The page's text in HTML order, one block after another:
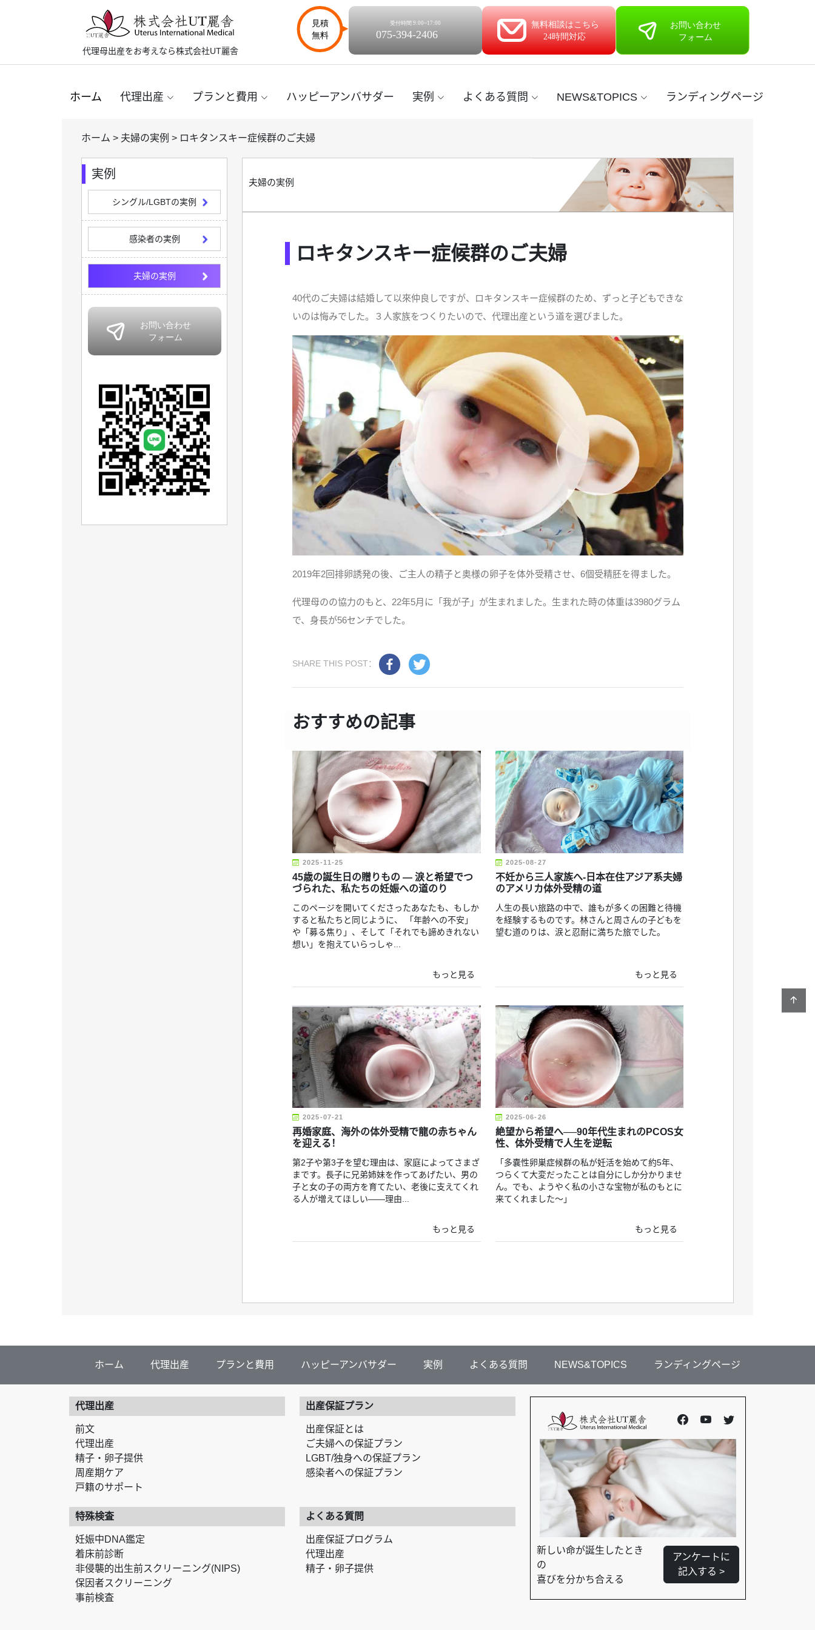
代理母出産をお考えなら株式会社UT麗舎
ホーム 代理出産 プランと費用 ハッピーアンバサダー 実例 よくある質問 NEWS&TOPICS ランディングページ
ホーム > 夫婦の実例 > ロキタンスキー症候群のご夫婦
実例
シングル/LGBTの実例
感染者の実例
夫婦の実例
夫婦の実例
ロキタンスキー症候群のご夫婦
40代のご夫婦は結婚して以來仲良しですが、ロキタンスキー症候群のため、ずっと子どもできな
いのは悔みでした。３人家族をつくりたいので、代理出産という道を選びました。
2019年2回排卵誘発の後、ご主人の精子と奥様の卵子を体外受精させ、6個受精胚を得ました。
代理母のの協力のもと、22年5月に「我が子」が生まれました。生まれた時の体重は3980グラム
で、身長が56センチでした。
SHARE THIS POST：
おすすめの記事
2025-11-25
45歳の誕生日の贈りもの ― 涙と希望でつ
づられた、私たちの妊娠への道のり
このページを開いてくださったあなたも、もしか
すると私たちと同じように、 「年齢への不安」
や「募る焦り」、そして「それでも諦めきれない
想い」を抱えていらっしゃ...
もっと見る
2025-08-27
不妊から三人家族へ-日本在住アジア系夫婦
のアメリカ体外受精の道
人生の長い旅路の中で、誰もが多くの困難と待機
を経験するものです。林さんと周さんの子どもを
望む道のりは、涙と忍耐に満ちた旅でした。
もっと見る
2025-07-21
再婚家庭、海外の体外受精で龍の赤ちゃん
を迎える！
第2子や第3子を望む理由は、家庭によってさまざ
まです。長子に兄弟姉妹を作ってあげたい、男の
子と女の子の両方を育てたい、老後に支えてくれ
る人が増えてほしい――理由...
もっと見る
2025-06-26
絶望から希望へ──90年代生まれのPCOS女
性、体外受精で人生を逆転
「多嚢性卵巣症候群の私が妊活を始めて約5年、
つらくて大変だったことは自分にしか分かりませ
ん。でも、ようやく私の小さな宝物が私のもとに
来てくれました〜」
もっと見る
ホーム 代理出産 プランと費用 ハッピーアンバサダー 実例 よくある質問 NEWS&TOPICS ランディングページ
代理出産
前文
代理出産
精子・卵子提供
周産期ケア
戸籍のサポート
出産保証プラン
出産保証とは
ご夫婦への保証プラン
LGBT/独身への保証プラン
感染者への保証プラン
特殊検査
妊娠中DNA鑑定
着床前診断
非侵襲的出生前スクリーニング(NIPS)
保因者スクリーニング
事前検査
よくある質問
出産保証プログラム
代理出産
精子・卵子提供
新しい命が誕生したとき
の
喜びを分かち合える
アンケートに
記入する >